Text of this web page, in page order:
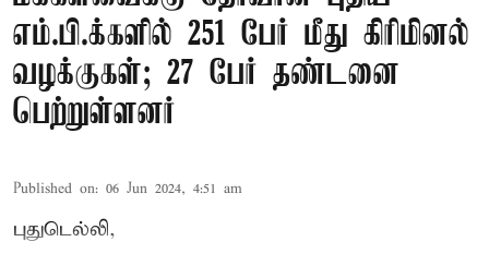
எம்.பி.க்களில் 251 பேர் மீது கிரிமினல்
வழக்குகள்; 27 பேர் தண்டனை
பெற்றுள்ளனர்
Published on: 06 Jun 2024, 4:51 am
புதுடெல்லி,